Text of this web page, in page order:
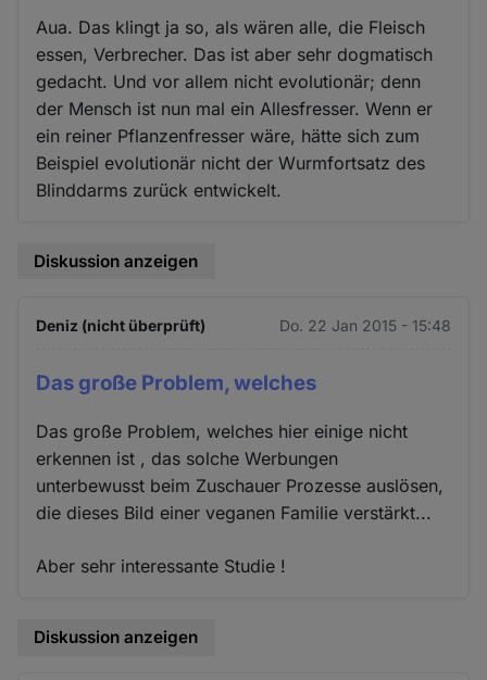
Aua. Das klingt ja so, als wären alle, die Fleisch
essen, Verbrecher. Das ist aber sehr dogmatisch
gedacht. Und vor allem nicht evolutionär; denn
der Mensch ist nun mal ein Allesfresser. Wenn er
ein reiner Pflanzenfresser wäre, hätte sich zum
Beispiel evolutionär nicht der Wurmfortsatz des
Blinddarms zurück entwickelt.
Diskussion anzeigen
Deniz (nicht überprüft) Do. 22 Jan 2015 - 15:48
Das große Problem, welches
Das große Problem, welches hier einige nicht
erkennen ist , das solche Werbungen
unterbewusst beim Zuschauer Prozesse auslösen,
die dieses Bild einer veganen Familie verstärkt...
Aber sehr interessante Studie !
Diskussion anzeigen